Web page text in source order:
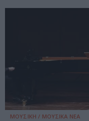
ΜΟΥΣΙΚΗ / ΜΟΥΣΙΚΑ ΝΕΑ